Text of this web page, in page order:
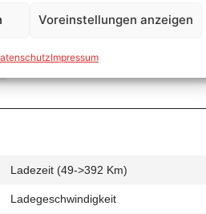
Voreinstellungen anzeigen
Impressum
Ladezeit (49->392 Km)
Ladegeschwindigkeit